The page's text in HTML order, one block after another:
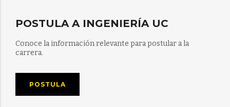
POSTULA A INGENIERÍA UC
Conoce la información relevante para postular a la
carrera.
POSTULA